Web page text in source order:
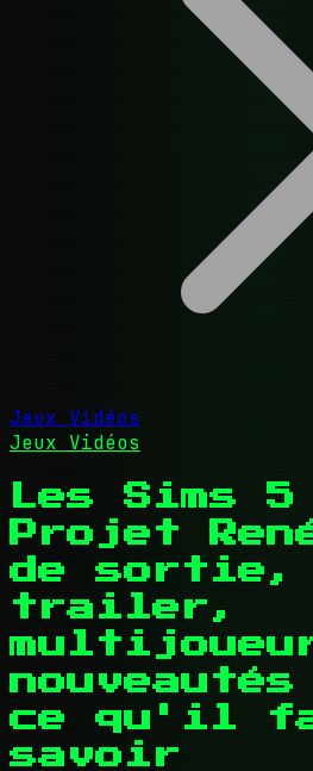
Jeux Vidéos
Jeux Vidéos
Les Sims
Projet
de sortie,
trailer,
ce qu'il
savoir